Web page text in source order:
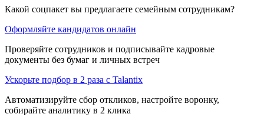
Какой соцпакет вы предлагаете семейным сотрудникам?
Оформляйте кандидатов онлайн
Проверяйте сотрудников и подписывайте кадровые
документы без бумаг и личных встреч
Ускорьте подбор в 2 раза с Talantix
Автоматизируйте сбор откликов, настройте воронку,
собирайте аналитику в 2 клика